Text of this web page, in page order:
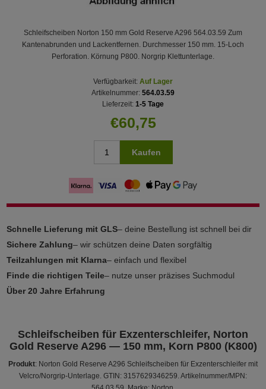
Schleifscheiben Norton 150 mm Gold Reserve A296 564.03.59 Zum
Kantenabrunden und Lackentfernen. Durchmesser 150 mm. 15-Loch
Perforation. Körnung P800. Norgrip Klettunterlage.
Verfügbarkeit: Auf Lager
Artikelnummer: 564.03.59
Lieferzeit: 1-5 Tage
€60,75
Kaufen
Schnelle Lieferung mit GLS– deine Bestellung ist schnell bei dir
Sichere Zahlung– wir schützen deine Daten sorgfältig
Teilzahlungen mit Klarna– einfach und flexibel
Finde die richtigen Teile– nutze unser präzises Suchmodul
Über 20 Jahre Erfahrung
Schleifscheiben für Exzenterschleifer, Norton
Gold Reserve A296 — 150 mm, Korn P800 (K800)
Produkt: Norton Gold Reserve A296 Schleifscheiben für Exzenterschleifer mit
Velcro/Norgrip-Unterlage. GTIN: 3157629346259. Artikelnummer/MPN: